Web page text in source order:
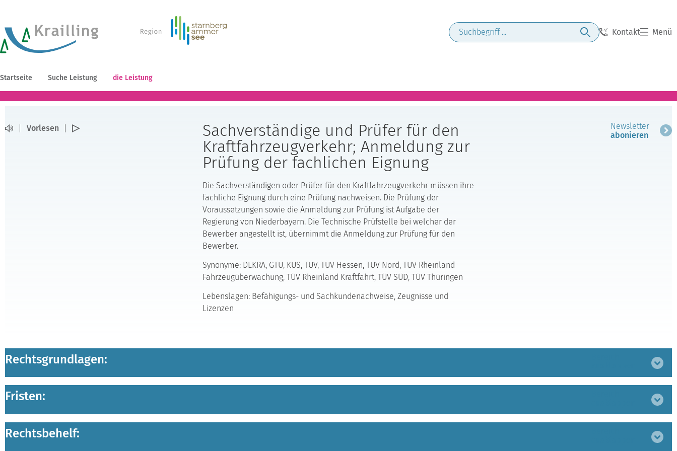
Kontakt Menü
Startseite Suche Leistung die Leistung
Vorlesen
Sachverständige und Prüfer für den
Kraftfahrzeugverkehr; Anmeldung zur
Prüfung der fachlichen Eignung
Die Sachverständigen oder Prüfer für den Kraftfahrzeugverkehr müssen ihre
fachliche Eignung durch eine Prüfung nachweisen. Die Prüfung der
Voraussetzungen sowie die Anmeldung zur Prüfung ist Aufgabe der
Regierung von Niederbayern. Die Technische Prüfstelle bei welcher der
Bewerber angestellt ist, übernimmt die Anmeldung zur Prüfung für den
Bewerber.
Synonyme: DEKRA, GTÜ, KÜS, TÜV, TÜV Hessen, TÜV Nord, TÜV Rheinland
Fahrzeugüberwachung, TÜV Rheinland Kraftfahrt, TÜV SÜD, TÜV Thüringen
Lebenslagen: Befähigungs- und Sachkundenachweise, Zeugnisse und
Lizenzen
Newsletter
abonieren
Rechtsgrundlagen:
Fristen:
Rechtsbehelf: